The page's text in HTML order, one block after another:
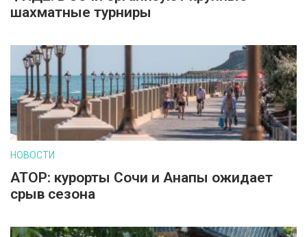
шахматные турниры
НОВОСТИ
АТОР: курорты Сочи и Анапы ожидает
срыв сезона